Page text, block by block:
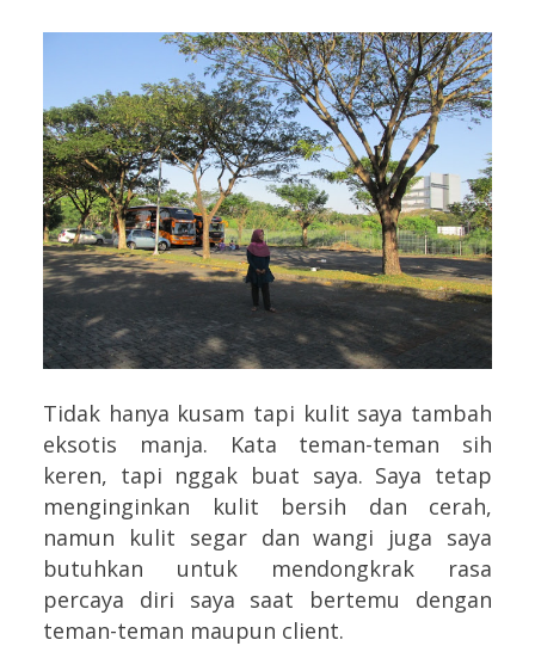
Tidak hanya kusam tapi kulit saya tambah
eksotis manja. Kata teman-teman sih
keren, tapi nggak buat saya. Saya tetap
menginginkan kulit bersih dan cerah,
namun kulit segar dan wangi juga saya
butuhkan untuk mendongkrak rasa
percaya diri saya saat bertemu dengan
teman-teman maupun client.